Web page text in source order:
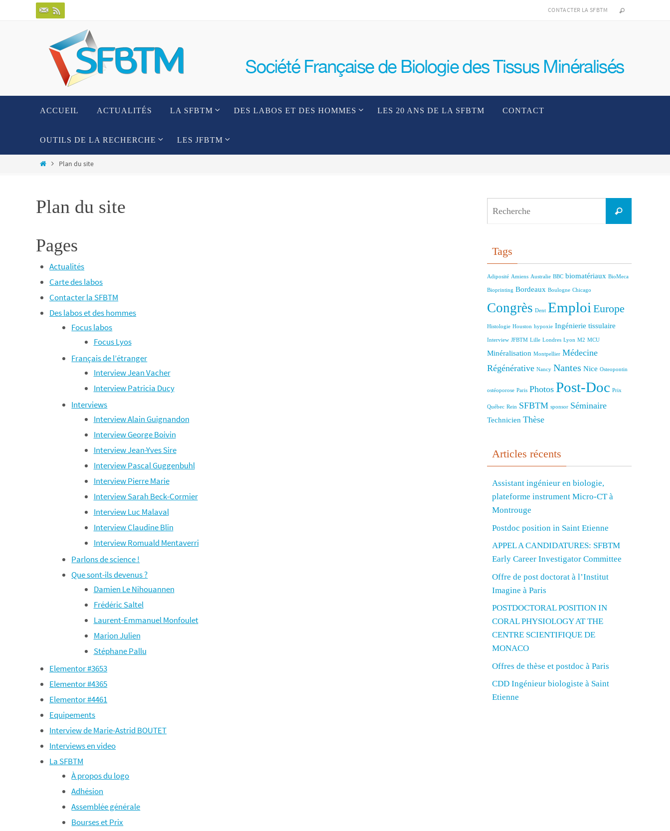
CONTACTER LA SFBTM
ACCUEIL ACTUALITÉS LA SFBTM DES LABOS ET DES HOMMES LES 20 ANS DE LA SFBTM CONTACT
OUTILS DE LA RECHERCHE LES JFBTM
HomePlan du site
Plan du site
Pages
Actualités
Carte des labos
Contacter la SFBTM
Des labos et des hommes
Focus labos
Focus Lyos
Français de l’étranger
Interview Jean Vacher
Interview Patricia Ducy
Interviews
Interview Alain Guignandon
Interview George Boivin
Interview Jean-Yves Sire
Interview Pascal Guggenbuhl
Interview Pierre Marie
Interview Sarah Beck-Cormier
Interview Luc Malaval
Interview Claudine Blin
Interview Romuald Mentaverri
Parlons de science !
Que sont-ils devenus ?
Damien Le Nihouannen
Frédéric Saltel
Laurent-Emmanuel Monfoulet
Marion Julien
Stéphane Pallu
Elementor #3653
Elementor #4365
Elementor #4461
Equipements
Interview de Marie-Astrid BOUTET
Interviews en video
La SFBTM
À propos du logo
Adhésion
Assemblée générale
Bourses et Prix
Recherche
Tags
Adiposité Amiens Australie BBC biomatériaux BioMeca
Bioprinting Bordeaux Boulogne Chicago
Congrès Dent Emploi Europe
Histologie Houston hypoxie Ingénierie tissulaire
Interview JFBTM Lille Londres Lyon M2 MCU
Minéralisation Montpellier Médecine
Régénérative Nancy Nantes Nice Osteopontin
ostéoporose Paris Photos Post-Doc Prix
Québec Rein SFBTM sponsor Séminaire
Technicien Thèse
Articles récents
Assistant ingénieur en biologie,
plateforme instrument Micro-CT à
Montrouge
Postdoc position in Saint Etienne
APPEL A CANDIDATURES: SFBTM
Early Career Investigator Committee
Offre de post doctorat à l’Institut
Imagine à Paris
POSTDOCTORAL POSITION IN
CORAL PHYSIOLOGY AT THE
CENTRE SCIENTIFIQUE DE
MONACO
Offres de thèse et postdoc à Paris
CDD Ingénieur biologiste à Saint
Etienne